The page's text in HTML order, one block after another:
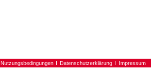
Nutzungsbedingungen Datenschutzerklärung Impressum